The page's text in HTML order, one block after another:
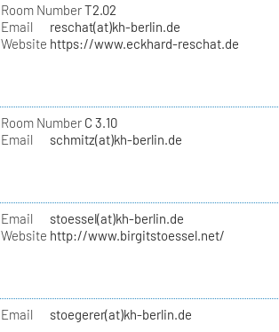
Room NumberT2.02
Email
reschat(at)kh-berlin.de
Website https://www.eckhard-reschat.de
Room NumberC 3.10
Email
schmitz(at)kh-berlin.de
Email
stoessel(at)kh-berlin.de
Website http://www.birgitstoessel.net/
Email stoegerer(at)kh-berlin.de